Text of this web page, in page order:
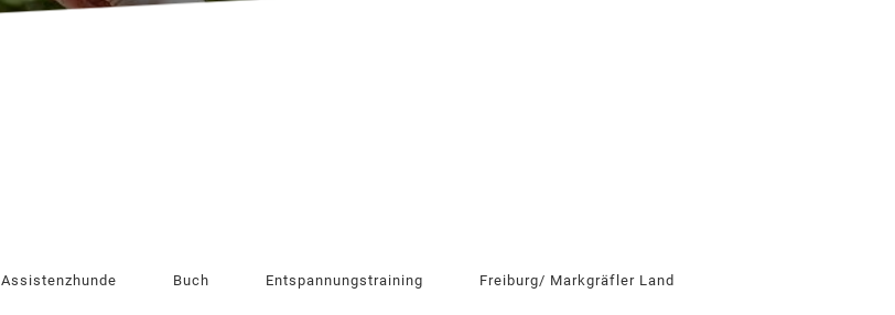
Assistenzhunde Buch Entspannungstraining Freiburg/ Markgräfler Land